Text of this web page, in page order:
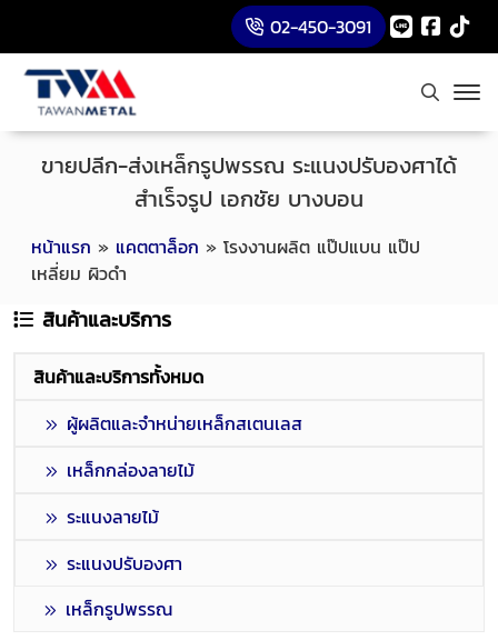
02-450-3091
หน้าแรก » แคตตาล็อก » โรงงานผลิต แป๊ปแบน แป๊ป
เหลี่ยม ผิวดำ
ขายปลีก-ส่งเหล็กรูปพรรณ ระแนงปรับองศาได้
สำเร็จรูป เอกชัย บางบอน
สินค้าและบริการ
สินค้าและบริการทั้งหมด
ผู้ผลิตและจำหน่ายเหล็กสเตนเลส
เหล็กกล่องลายไม้
ระแนงลายไม้
ระแนงปรับองศา
เหล็กรูปพรรณ